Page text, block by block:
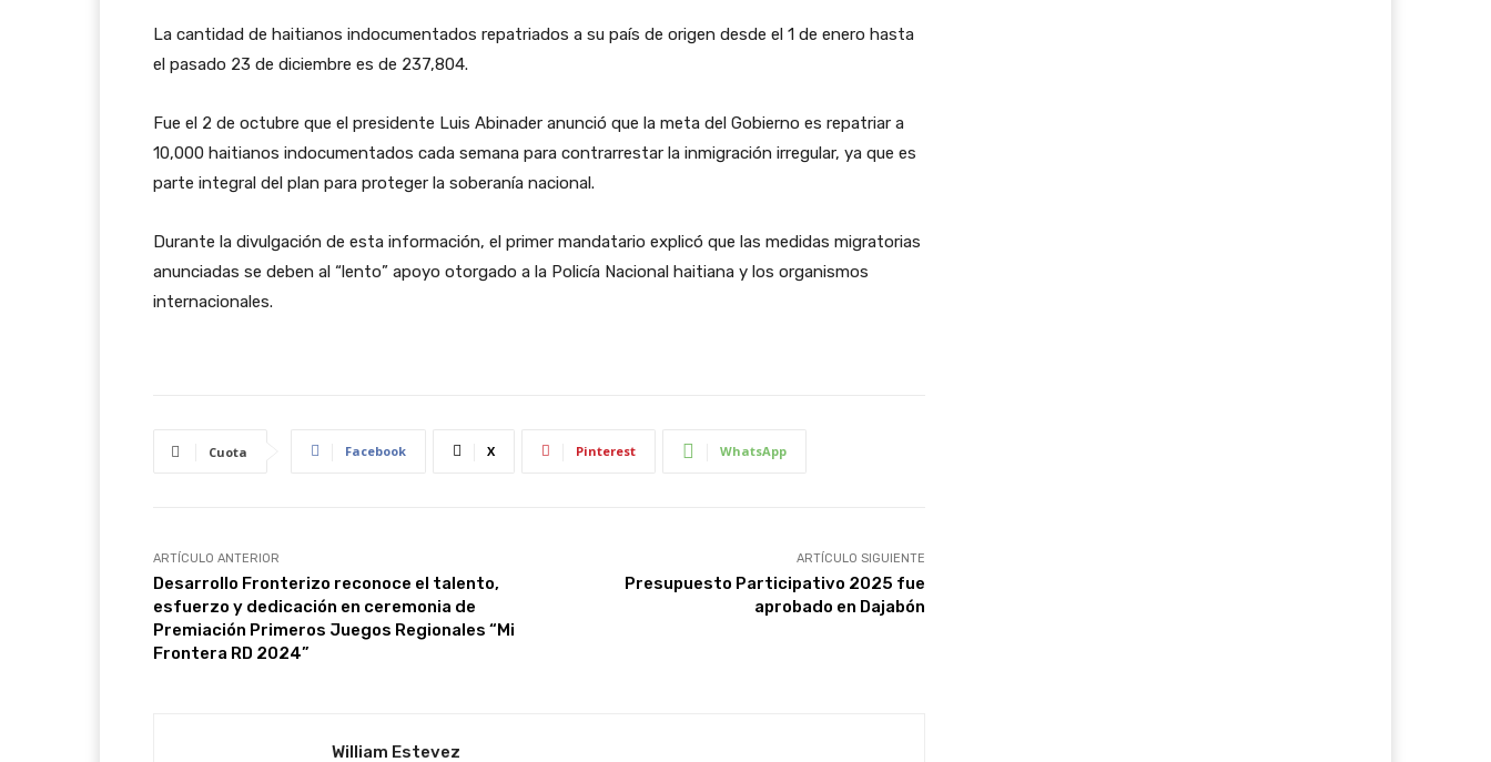
La cantidad de haitianos indocumentados repatriados a su país de origen desde el 1 de enero hasta
el pasado 23 de diciembre es de 237,804.
Fue el 2 de octubre que el presidente Luis Abinader anunció que la meta del Gobierno es repatriar a
10,000 haitianos indocumentados cada semana para contrarrestar la inmigración irregular, ya que es
parte integral del plan para proteger la soberanía nacional.
Durante la divulgación de esta información, el primer mandatario explicó que las medidas migratorias
anunciadas se deben al “lento” apoyo otorgado a la Policía Nacional haitiana y los organismos
internacionales.
Cuota Facebook X Pinterest WhatsApp
ARTÍCULO ANTERIOR
Desarrollo Fronterizo reconoce el talento,
esfuerzo y dedicación en ceremonia de
Premiación Primeros Juegos Regionales “Mi
Frontera RD 2024”
ARTÍCULO SIGUIENTE
Presupuesto Participativo 2025 fue
aprobado en Dajabón
William Estevez